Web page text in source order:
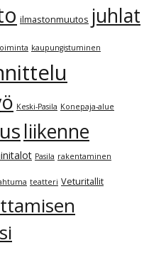
ilmastonmuutos juhlat
kaupungistuminen
Keski-Pasila Konepaja-alue
liikenne
Pasila rakentaminen
teatteri Veturitallit